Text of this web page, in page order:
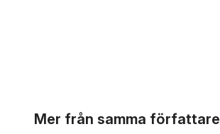
Mer från samma författare